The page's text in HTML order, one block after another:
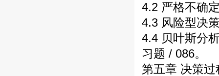
4.2 严格不确
4.3 风险型决
4.4 贝叶斯分
习题 / 086。
第五章 决策